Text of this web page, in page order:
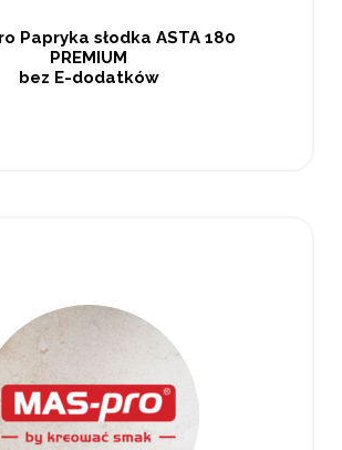
Papryka słodka ASTA 180
PREMIUM
bez E-dodatków